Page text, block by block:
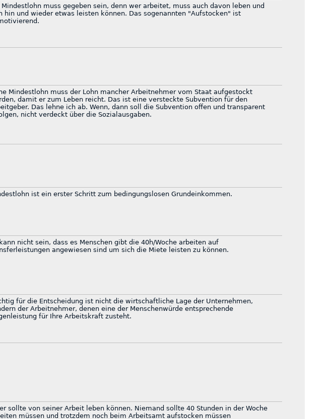
Mindestlohn muss gegeben sein, denn wer arbeitet, muss auch davon leben und
hin und wieder etwas leisten können. Das sogenannten "Aufstocken" ist
Mindestlohn muss der Lohn mancher Arbeitnehmer vom Staat aufgestockt
damit er zum Leben reicht. Das ist eine versteckte Subvention für den
Das lehne ich ab. Wenn, dann soll die Subvention offen und transparent
nicht verdeckt über die Sozialausgaben.
ist ein erster Schritt zum bedingungslosen Grundeinkommen.
nicht sein, dass es Menschen gibt die 40h/Woche arbeiten auf
angewiesen sind um sich die Miete leisten zu können.
für die Entscheidung ist nicht die wirtschaftliche Lage der Unternehmen,
der Arbeitnehmer, denen eine der Menschenwürde entsprechende
für Ihre Arbeitskraft zusteht.
sollte von seiner Arbeit leben können. Niemand sollte 40 Stunden in der Woche
müssen und trotzdem noch beim Arbeitsamt aufstocken müssen